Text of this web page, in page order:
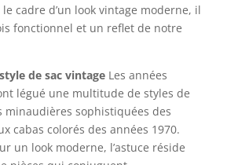
cadre d’un look vintage moderne, il
fonctionnel et un reflet de notre
de sac vintageLes années
légué une multitude de styles de
minaudières sophistiquées des
cabas colorés des années 1970.
un look moderne, l’astuce réside